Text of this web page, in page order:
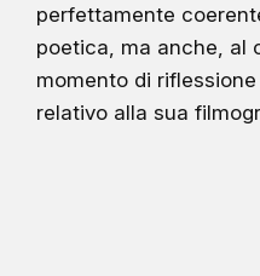
perfettamente
poetica, ma anche, al
momento di
relativo alla sua